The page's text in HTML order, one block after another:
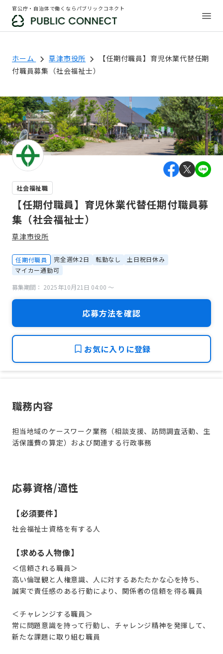
官公庁・自治体で働くならパブリックコネクト
ホーム 草津市役所
【任期付職員】育児休業代替任期
付職員募集（社会福祉士）
社会福祉職
【任期付職員】育児休業代替任期付職員募
集（社会福祉士）
草津市役所
任期付職員 完全週休2日 転勤なし
土日祝日休み
マイカー通勤可
募集期間： 2025年10月21日 04:00 〜
応募方法を確認
お気に入りに登録
職務内容
担当地域のケースワーク業務（相談支援、訪問調査活動、生
活保護費の算定）および関連する行政事務
応募資格/適性
【必須要件】
社会福祉士資格を有する人
【求める人物像】
＜信頼される職員＞
高い倫理観と人権意識、人に対するあたたかな心を持ち、
誠実で責任感のある行動により、関係者の信頼を得る職員
＜チャレンジする職員＞
常に問題意識を持って行動し、チャレンジ精神を発揮して、
新たな課題に取り組む職員